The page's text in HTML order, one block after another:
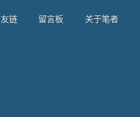
友链 留言板 关于笔者